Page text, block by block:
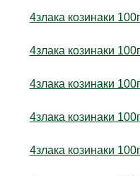
4злака козинаки
4злака козинаки
4злака козинаки
4злака козинаки
4злака козинаки